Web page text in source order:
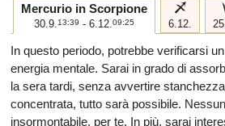
Mercurio in Scorpione
30.9.13:39 - 6.12.09:25
i
6.12.
In questo periodo, potrebbe verificarsi
energia mentale. Sarai in grado di
la sera tardi, senza avvertire
concentrata, tutto sarà possibile.
insormontabile, per te. In più, sarai